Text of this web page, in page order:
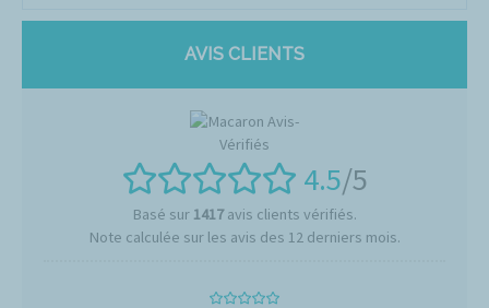
AVIS CLIENTS
4.5/5
Basé sur 1417avis clients vérifiés.
Note calculée sur les avis des 12 derniers mois.